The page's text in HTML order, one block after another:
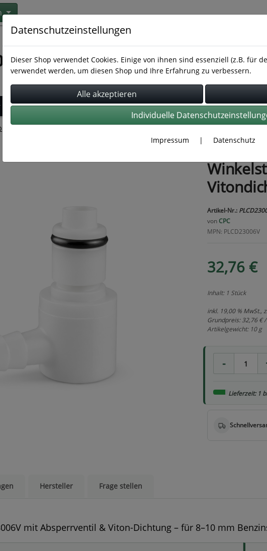
Schlauchverbindung Rohrbefestigung Rohrverbindung
für Motorräder
Artikel-Nr.:
vonCPC
MPN: PLCD23006V
32,76 €
Inhalt: 1 Stück
inkl. 19,00 % MwSt.,
Grundpreis:32,76 €
Artikelgewicht: 10 g
Lieferzeit: 1
Hersteller Frage stellen
mit Absperrventil & Viton-Dichtung – für 8–10 mm
Datenschutzeinstellungen
Dieser Shop verwendet Cookies. Einige von ihnen sind essenziell (z.B. für
verwendet werden, um diesen Shop und Ihre Erfahrung zu verbessern.
Individuelle
Impressum | Datenschutz